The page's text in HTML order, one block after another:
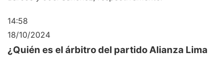
14:58
18/10/2024
¿Quién es el árbitro del partido Alianza Lima